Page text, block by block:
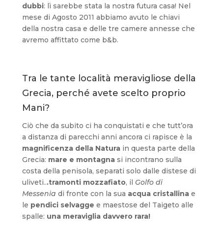
dubbi: lì sarebbe stata la nostra futura casa! Nel
mese di Agosto 2011 abbiamo avuto le chiavi
della nostra casa e delle tre camere annesse che
avremo affittato come b&b.
Tra le tante località meravigliose della
Grecia, perché avete scelto proprio
Mani?
Ciò che da subito ci ha conquistati e che tutt’ora
a distanza di parecchi anni ancora ci rapisce è la
magnificenza della Naturain questa parte della
Grecia: mare e montagnasi incontrano sulla
costa della penisola, separati solo dalle distese di
uliveti...tramonti mozzafiato, il Golfo di
Messenia di fronte con la sua acqua cristallinae
le pendici selvagge e maestose del Taigeto alle
spalle: una meraviglia davvero rara!